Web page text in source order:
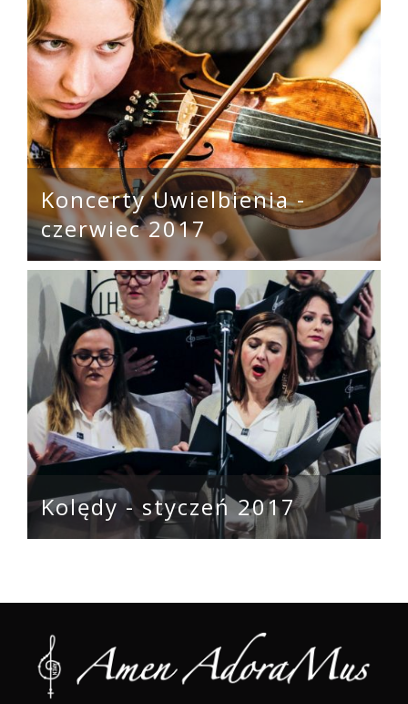
Koncerty Uwielbienia -
czerwiec 2017
Kolędy - styczeń 2017